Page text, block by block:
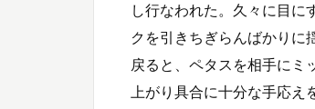
し行なわれた。久々に目に
クを引きちぎらんばかりに
戻ると、ペタスを相手にミ
上がり具合に十分な手応え